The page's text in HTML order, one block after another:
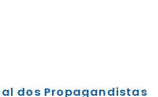
dos Propagandistas